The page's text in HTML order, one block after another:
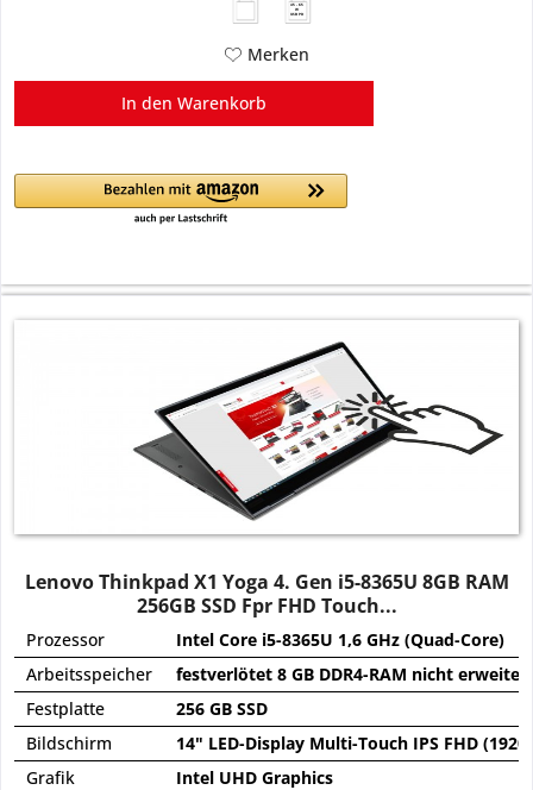
45 - 65
W
USB PD
Merken
In den Warenkorb
Lenovo Thinkpad X1 Yoga 4. Gen i5-8365U 8GB RAM
256GB SSD Fpr FHD Touch...
Prozessor
Intel Core i5-8365U 1,6 GHz (Quad-Core)
Arbeitsspeicher
festverlötet 8 GB DDR4-RAM nicht
Festplatte
256 GB SSD
Bildschirm
14" LED-Display Multi-Touch IPS FHD
Grafik
Intel UHD Graphics